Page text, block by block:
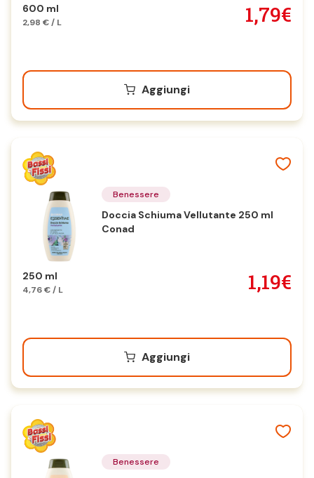
600 ml
2,98 € / L 1,79€
Aggiungi
Benessere
Doccia Schiuma Vellutante 250 ml
Conad
250 ml
4,76 € / L 1,19€
Aggiungi
Benessere